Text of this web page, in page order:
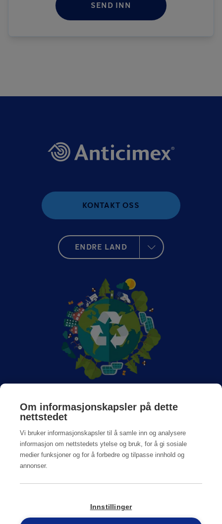
SEND INN
KONTAKT OSS
ENDRE LAND
Personvern og Cookiepolicy
Om informasjonskapsler på dette
nettstedet
Vi bruker informasjonskapsler til å samle inn og analysere
informasjon om nettstedets ytelse og bruk, for å gi sosiale
medier funksjoner og for å forbedre og tilpasse innhold og
annonser.
Innstillinger